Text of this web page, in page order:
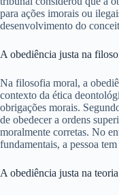
para ações imorais ou
desenvolvimento do
A obediência justa na
Na filosofia moral, a
contexto da ética
obrigações morais.
de obedecer a ordens
moralmente corretas. No
fundamentais, a pessoa
A obediência justa na